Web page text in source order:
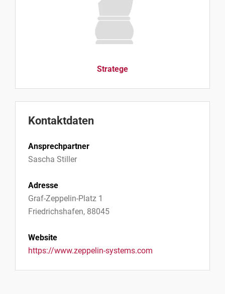
Stratege
Kontaktdaten
Ansprechpartner
Sascha Stiller
Adresse
Graf-Zeppelin-Platz 1
Friedrichshafen, 88045
Website
https://www.zeppelin-systems.com